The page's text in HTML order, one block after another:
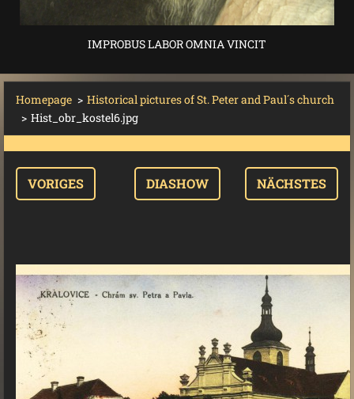
IMPROBUS LABOR OMNIA VINCIT
Homepage > Historical pictures of St. Peter and Paul´s church
> Hist_obr_kostel6.jpg
VORIGES DIASHOW NÄCHSTES